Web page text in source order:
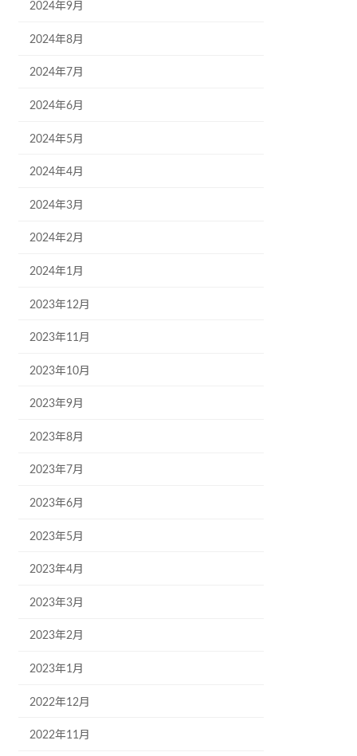
2024年9月
2024年8月
2024年7月
2024年6月
2024年5月
2024年4月
2024年3月
2024年2月
2024年1月
2023年12月
2023年11月
2023年10月
2023年9月
2023年8月
2023年7月
2023年6月
2023年5月
2023年4月
2023年3月
2023年2月
2023年1月
2022年12月
2022年11月